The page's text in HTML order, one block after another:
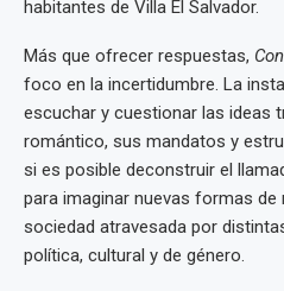
habitantes de Villa El Salvador.
Más que ofrecer respuestas,
foco en la incertidumbre. La
escuchar y cuestionar las ideas
romántico, sus mandatos y
si es posible deconstruir el
para imaginar nuevas formas de
sociedad atravesada por
política, cultural y de género.